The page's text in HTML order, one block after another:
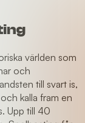
världen som
och
till svart is,
kalla fram en
Upp till 40